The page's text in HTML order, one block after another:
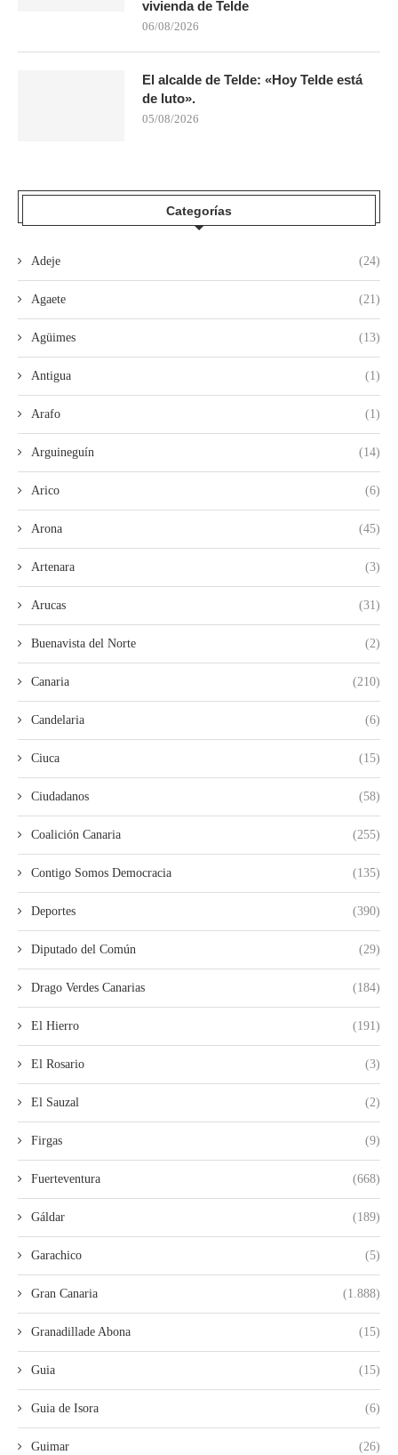
vivienda de Telde
06/08/2026
El alcalde de Telde: «Hoy Telde está
de luto».
05/08/2026
Categorías
Adeje (24)
Agaete (21)
Agüimes (13)
Antigua (1)
Arafo (1)
Arguineguín (14)
Arico (6)
Arona (45)
Artenara (3)
Arucas (31)
Buenavista del Norte (2)
Canaria (210)
Candelaria (6)
Ciuca (15)
Ciudadanos (58)
Coalición Canaria (255)
Contigo Somos Democracia (135)
Deportes (390)
Diputado del Común (29)
Drago Verdes Canarias (184)
El Hierro (191)
El Rosario (3)
El Sauzal (2)
Firgas (9)
Fuerteventura (668)
Gáldar (189)
Garachico (5)
Gran Canaria (1.888)
Granadillade Abona (15)
Guia (15)
Guia de Isora (6)
Guimar (26)